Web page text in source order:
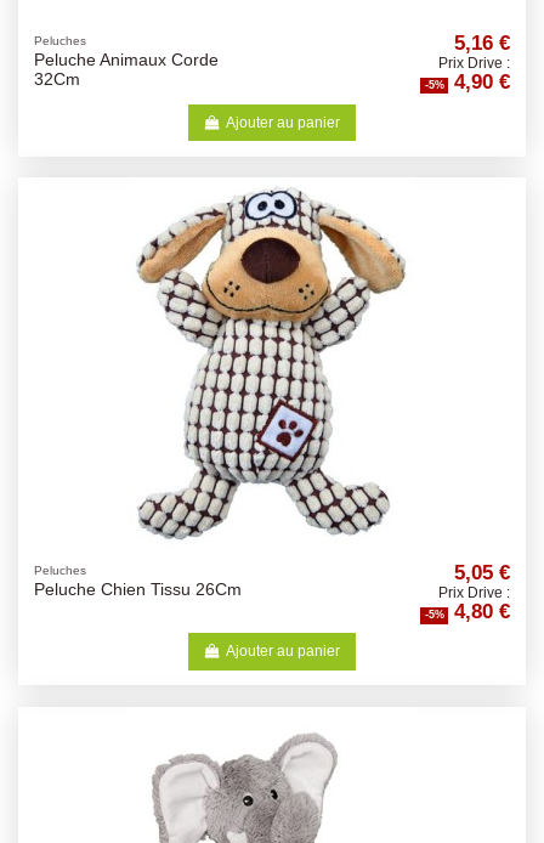
Peluches
Peluche Animaux Corde
32Cm
5,16 €
Prix Drive :
-5% 4,90 €
Ajouter au panier
Peluches
Peluche Chien Tissu 26Cm
5,05 €
Prix Drive :
-5% 4,80 €
Ajouter au panier